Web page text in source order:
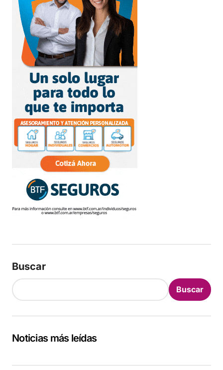
Buscar
Buscar
Noticias más leídas